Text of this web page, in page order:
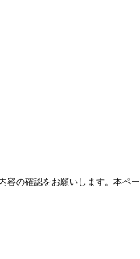
容の確認をお願いします。本ペー